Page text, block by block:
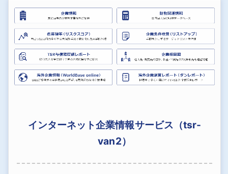
インターネット企業情報サービス（tsr-
van2）